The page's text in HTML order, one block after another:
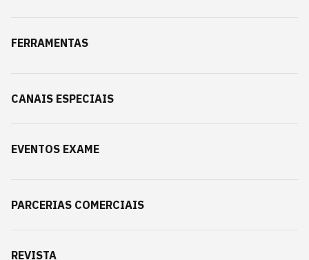
FERRAMENTAS
CANAIS ESPECIAIS
EVENTOS EXAME
PARCERIAS COMERCIAIS
REVISTA